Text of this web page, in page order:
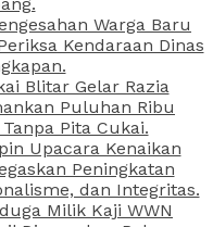
Warga Baru
Kendaraan Dinas
Blitar Gelar Razia
Puluhan Ribu
Pita Cukai.
Upacara Kenaikan
Peningkatan
dan Integritas.
Milik Kaji WWN